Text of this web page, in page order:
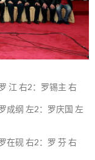
江 右2：罗锡主 右
成纲 左2：罗庆国 左
在砚 右2：罗 芬 右